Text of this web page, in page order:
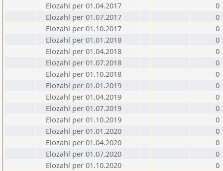
Elozahl per 01.04.2017
0
Elozahl per 01.07.2017
0
Elozahl per 01.10.2017
0
Elozahl per 01.01.2018
0
Elozahl per 01.04.2018
0
Elozahl per 01.07.2018
0
Elozahl per 01.10.2018
0
Elozahl per 01.01.2019
0
Elozahl per 01.04.2019
0
Elozahl per 01.07.2019
0
Elozahl per 01.10.2019
0
Elozahl per 01.01.2020
0
Elozahl per 01.04.2020
0
Elozahl per 01.07.2020
0
Elozahl per 01.10.2020
0